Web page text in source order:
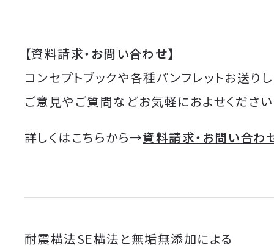
【資料請求・お問い合わせ】
コンセプトブックや各種パンフレットお送りし
ご意見やご質問などお気軽におよせください
詳しくはこちらから→資料請求・お問い合わ
耐震構法SE構法と無垢無添加による